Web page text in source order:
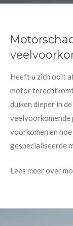
Heeft u zich ooit
motor
duiken dieper in
veelvoorkomende
voorkomen en
gespecialiseerde
Lees meer over